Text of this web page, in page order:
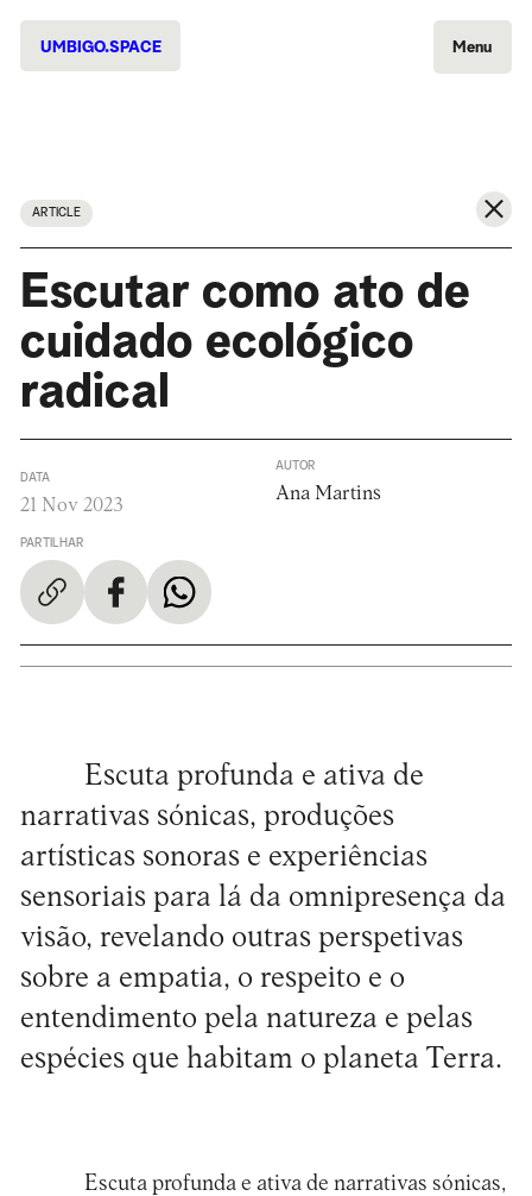
UMBIGO.SPACE Menu
ARTICLE
Escutar como ato de
cuidado ecológico
radical
DATA
21 Nov 2023
PARTILHAR
AUTOR
Ana Martins
Escuta profunda e ativa de
narrativas sónicas, produções
artísticas sonoras e experiências
sensoriais para lá da omnipresença da
visão, revelando outras perspetivas
sobre a empatia, o respeito e o
entendimento pela natureza e pelas
espécies que habitam o planeta Terra.
Escuta profunda e ativa de narrativas sónicas,